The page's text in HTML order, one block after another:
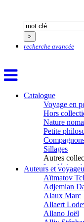
recherche avancée
Catalogue
Voyage en
Hors
Nature
Petite
Sillages
Autres
La clé des
Chemins
Visions
Auteurs et
Aïtmatov
Adjemian
Alaux Marc
Allaert
Allano Joël